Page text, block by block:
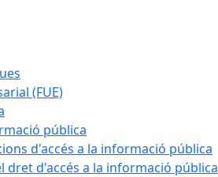
(FUE)
pública
d'accés a la informació pública
dret d'accés a la informació pública